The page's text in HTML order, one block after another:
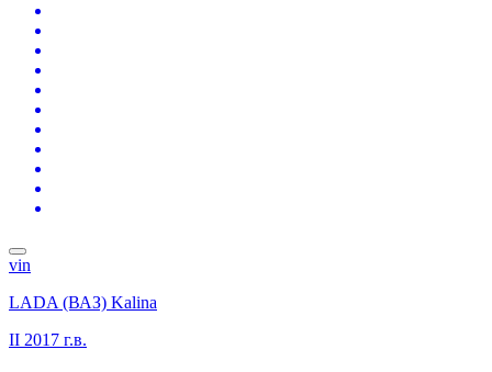
vin
LADA (ВАЗ) Kalina
II 2017 г.в.